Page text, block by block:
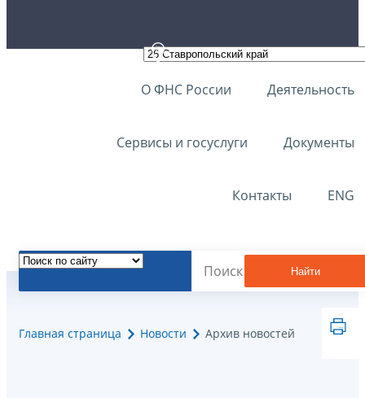
О ФНС России Деятельность
Сервисы и госуслуги Документы
Контакты ENG
Найти
Главная страница Новости Архив новостей